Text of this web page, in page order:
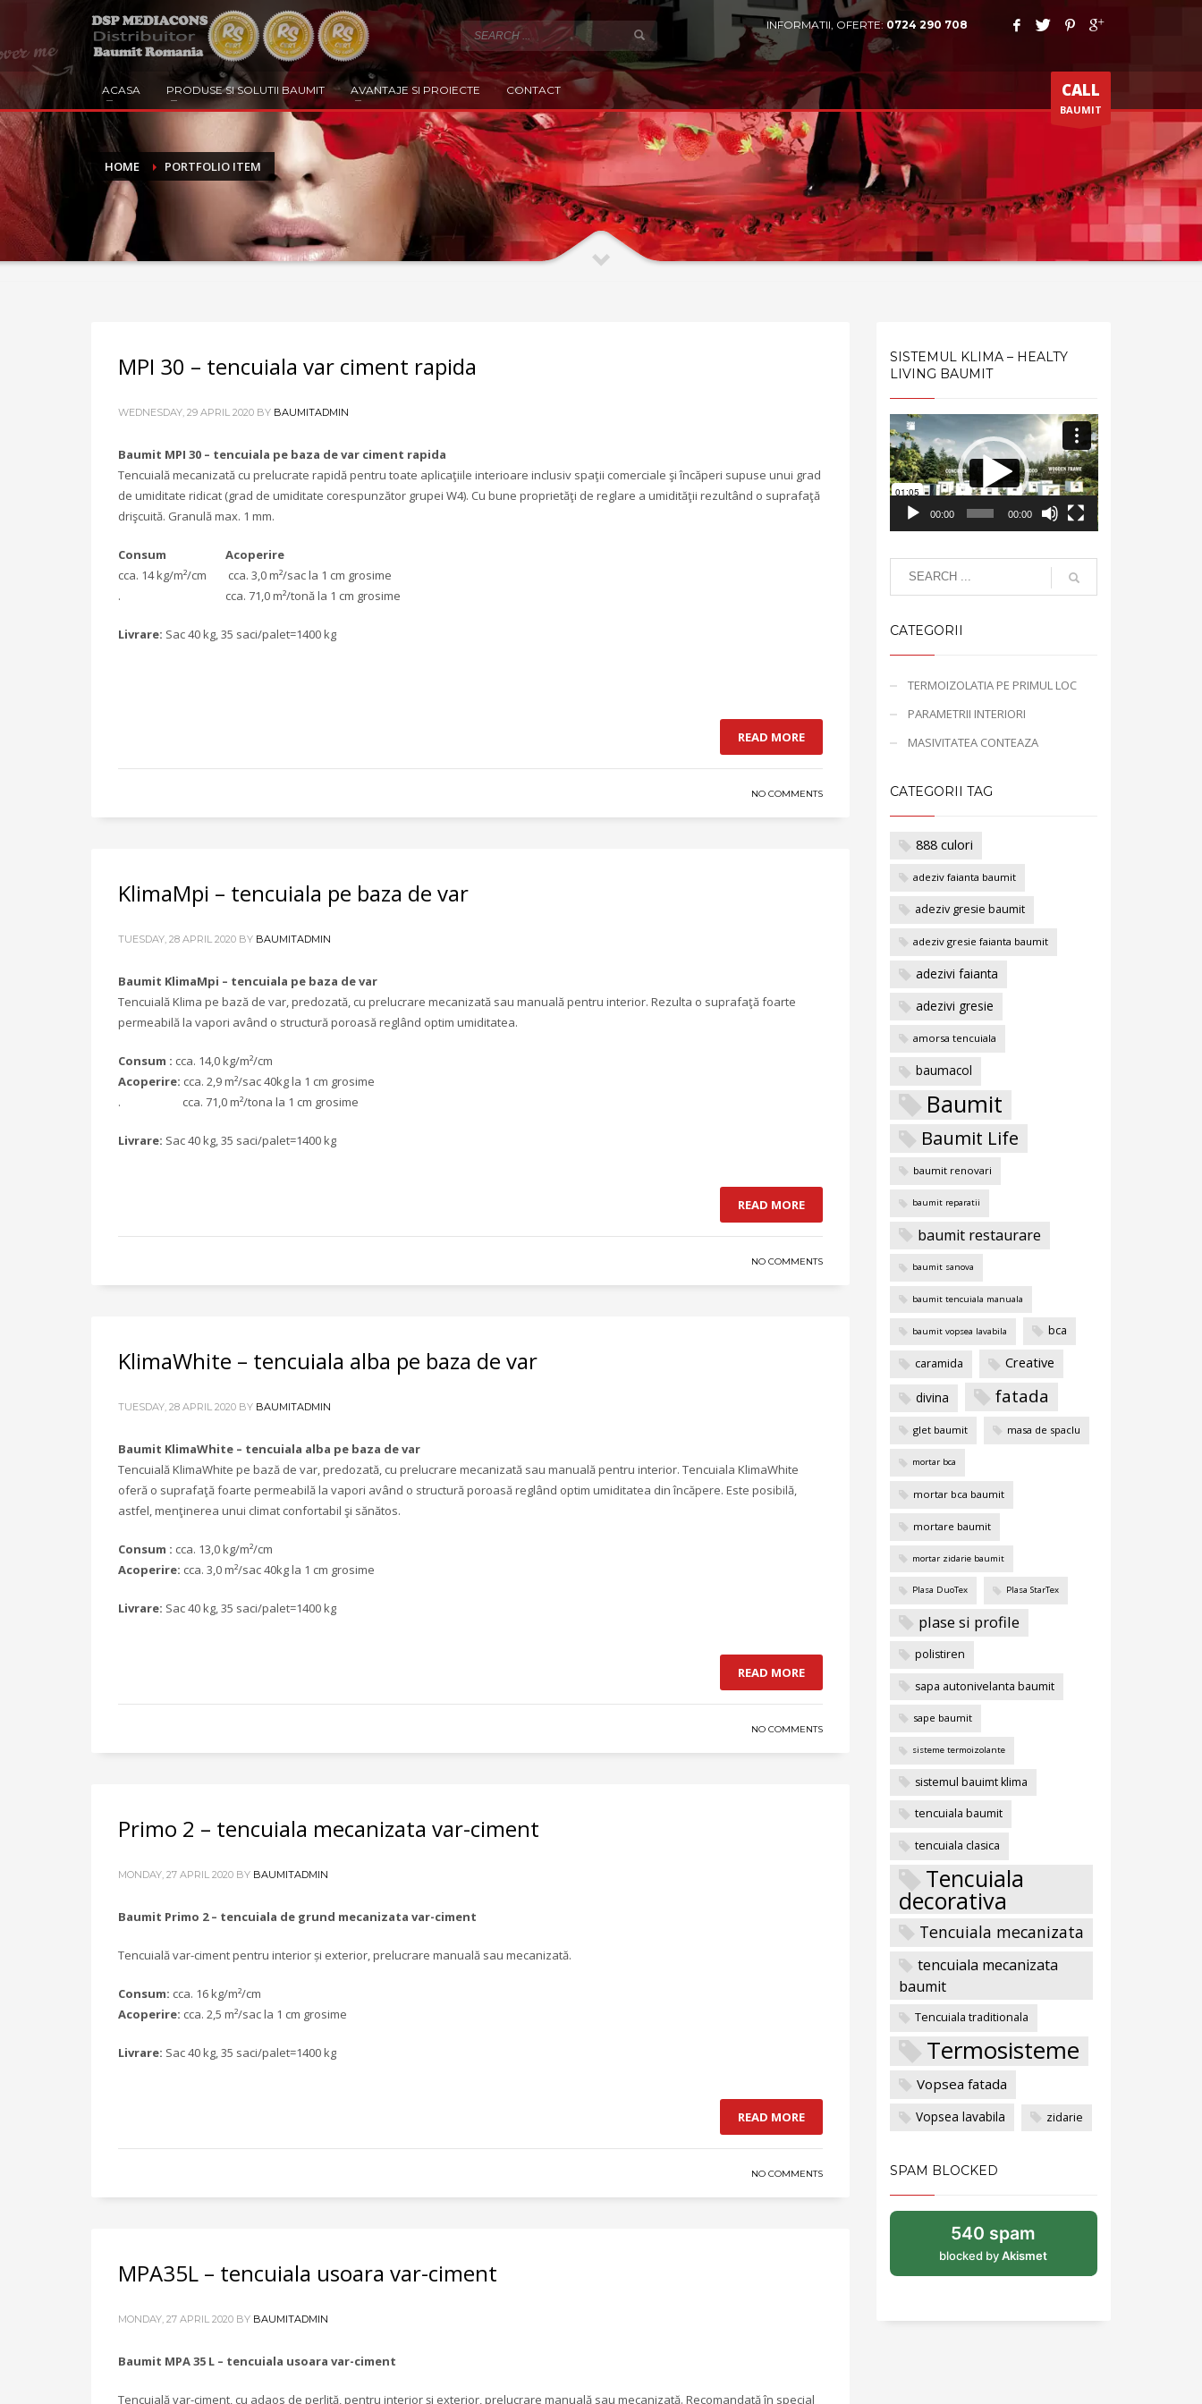
INFORMATII, OFERTE: 0724 290 708
ACASA PRODUSE SI SOLUTII BAUMIT AVANTAJE SI PROIECTE CONTACT CALL
BAUMIT
HOME PORTFOLIO ITEM
MPI 30 – tencuiala var ciment rapida
WEDNESDAY, 29 APRIL 2020 BY BAUMITADMIN
Baumit MPI 30 – tencuiala pe baza de var ciment rapida
Tencuială mecanizată cu prelucrate rapidă pentru toate aplicaţiile interioare inclusiv spaţii comerciale şi încăperi supuse unui grad
de umiditate ridicat (grad de umiditate corespunzător grupei W4). Cu bune proprietăţi de reglare a umidităţii rezultând o suprafaţă
drişcuită. Granulă max. 1 mm.
Consum Acoperire
cca. 14 kg/m²/cm cca. 3,0 m²/sac la 1 cm grosime
. cca. 71,0 m²/tonă la 1 cm grosime
Livrare: Sac 40 kg, 35 saci/palet=1400 kg
READ MORE
NO COMMENTS
KlimaMpi – tencuiala pe baza de var
TUESDAY, 28 APRIL 2020 BY BAUMITADMIN
Baumit KlimaMpi – tencuiala pe baza de var
Tencuială Klima pe bază de var, predozată, cu prelucrare mecanizată sau manuală pentru interior. Rezulta o suprafaţă foarte
permeabilă la vapori având o structură poroasă reglând optim umiditatea.
Consum : cca. 14,0 kg/m²/cm
Acoperire: cca. 2,9 m²/sac 40kg la 1 cm grosime
. cca. 71,0 m²/tona la 1 cm grosime
Livrare: Sac 40 kg, 35 saci/palet=1400 kg
READ MORE
NO COMMENTS
KlimaWhite – tencuiala alba pe baza de var
TUESDAY, 28 APRIL 2020 BY BAUMITADMIN
Baumit KlimaWhite – tencuiala alba pe baza de var
Tencuială KlimaWhite pe bază de var, predozată, cu prelucrare mecanizată sau manuală pentru interior. Tencuiala KlimaWhite
oferă o suprafaţă foarte permeabilă la vapori având o structură poroasă reglând optim umiditatea din încăpere. Este posibilă,
astfel, menţinerea unui climat confortabil şi sănătos.
Consum : cca. 13,0 kg/m²/cm
Acoperire: cca. 3,0 m²/sac 40kg la 1 cm grosime
Livrare: Sac 40 kg, 35 saci/palet=1400 kg
READ MORE
NO COMMENTS
Primo 2 – tencuiala mecanizata var-ciment
MONDAY, 27 APRIL 2020 BY BAUMITADMIN
Baumit Primo 2 – tencuiala de grund mecanizata var-ciment
Tencuială var-ciment pentru interior și exterior, prelucrare manuală sau mecanizată.
Consum: cca. 16 kg/m²/cm
Acoperire: cca. 2,5 m²/sac la 1 cm grosime
Livrare: Sac 40 kg, 35 saci/palet=1400 kg
READ MORE
NO COMMENTS
MPA35L – tencuiala usoara var-ciment
MONDAY, 27 APRIL 2020 BY BAUMITADMIN
Baumit MPA 35 L – tencuiala usoara var-ciment
Tencuială var-ciment, cu adaos de perlită, pentru interior și exterior, prelucrare manuală sau mecanizată. Recomandată în special
SISTEMUL KLIMA – HEALTY
LIVING BAUMIT
Video
Player
00:00 00:00
CATEGORII
TERMOIZOLATIA PE PRIMUL LOC
PARAMETRII INTERIORI
MASIVITATEA CONTEAZA
CATEGORII TAG
888 culori
adeziv faianta baumit
adeziv gresie baumit
adeziv gresie faianta baumit
adezivi faianta
adezivi gresie
amorsa tencuiala
baumacol
Baumit
Baumit Life
baumit renovari
baumit reparatii
baumit restaurare
baumit sanova
baumit tencuiala manuala
baumit vopsea lavabila bca
caramida Creative
divina fatada
glet baumit masa de spaclu
mortar bca
mortar bca baumit
mortare baumit
mortar zidarie baumit
Plasa DuoTex Plasa StarTex
plase si profile
polistiren
sapa autonivelanta baumit
sape baumit
sisteme termoizolante
sistemul bauimt klima
tencuiala baumit
tencuiala clasica
Tencuiala
decorativa
Tencuiala mecanizata
tencuiala mecanizata
baumit
Tencuiala traditionala
Termosisteme
Vopsea fatada
Vopsea lavabila zidarie
SPAM BLOCKED
540 spam
blocked byAkismet